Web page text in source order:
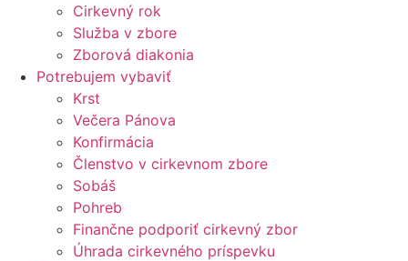
Cirkevný rok
Služba v zbore
Zborová diakonia
Potrebujem vybaviť
Krst
Večera Pánova
Konfirmácia
Členstvo v cirkevnom zbore
Sobáš
Pohreb
Finančne podporiť cirkevný zbor
Úhrada cirkevného príspevku